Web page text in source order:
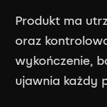
Produkt ma
oraz
wykończenie,
ujawnia każdy